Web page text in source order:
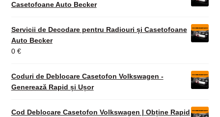
Casetofoane Auto Becker
Servicii de Decodare pentru Radiouri și Casetofoane
Auto Becker
0 €
Coduri de Deblocare Casetofon Volkswagen -
Generează Rapid și Ușor
Cod Deblocare Casetofon Volkswagen | Obține Rapid